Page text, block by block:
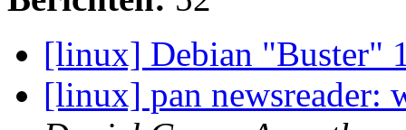
[linux] Debian "Buster"
[linux] pan newsreader: